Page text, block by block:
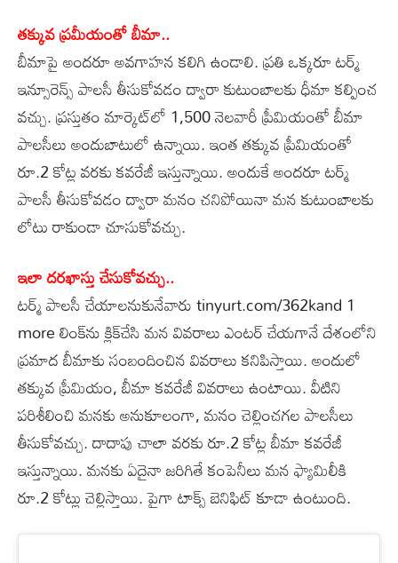
తక్కువ ప్రమీయంతో బీమా..
బీమాపై అందరూ అవగాహన కలిగి ఉండాలి. ప్రతి ఒక్కరూ టర్మ్‌
ఇన్సూరెన్స్‌ పాలసీ తీసుకోవడం ద్వారా కుటుంబాలకు ధీమా కల్పించ
వచ్చు. ప్రస్తుతం మార్కెట్‌లో 1,500 నెలవారీ ప్రీమియంతో బీమా
పాలసీలు అందుబాటులో ఉన్నాయి. ఇంత తక్కువ ప్రీమియంతో
రూ.2 కోట్ల వరకు కవరేజీ ఇస్తున్నాయి. అందుకే అందరూ టర్మ్‌
పాలసీ తీసుకోవడం ద్వారా మనం చనిపోయినా మన కుటుంబాలకు
లోటు రాకుండా చూసుకోవచ్చు.
ఇలా దరఖాస్తు చేసుకోవచ్చు..
టర్మ్‌ పాలసీ చేయాలనుకునేవారు tinyurt.com/362kand 1
more లింక్‌ను క్లిక్‌చేసి మన వివరాలు ఎంటర్‌ చేయగానే దేశంలోని
ప్రమాద బీమాకు సంబందించిన వివరాలు కనిపిస్తాయి. అందులో
తక్కువ ప్రీమియం, బీమా కవరేజీ వివరాలు ఉంటాయి. వీటిని
పరిశీలించి మనకు అనుకూలంగా, మనం చెల్లించగల పాలసీలు
తీసుకోవచ్చు. దాదాపు చాలా వరకు రూ.2 కోట్ల బీమా కవరేజీ
ఇస్తున్నాయి. మనకు ఏదైనా జరిగితే కంపెనీలు మన ఫ్యామిలీకి
రూ.2 కోట్లు చెల్లిస్తాయి. పైగా టాక్స్‌ బెనిఫిట్‌ కూడా ఉంటుంది.